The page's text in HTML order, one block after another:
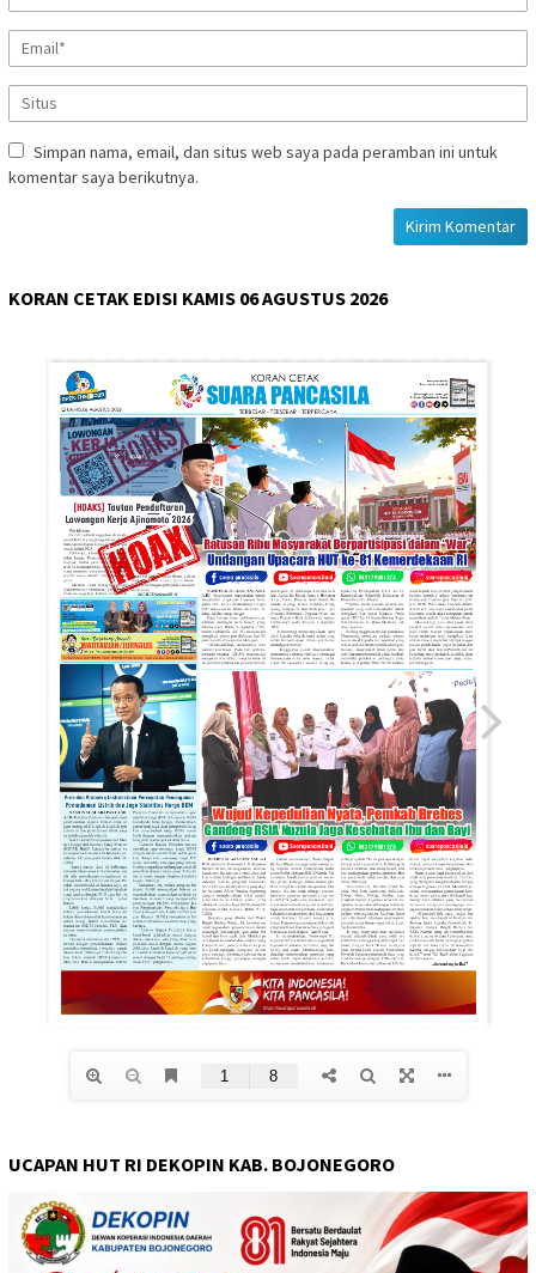
Simpan nama, email, dan situs web saya pada peramban ini untuk
komentar saya berikutnya.
KORAN CETAK EDISI KAMIS 06 AGUSTUS 2026
UCAPAN HUT RI DEKOPIN KAB. BOJONEGORO